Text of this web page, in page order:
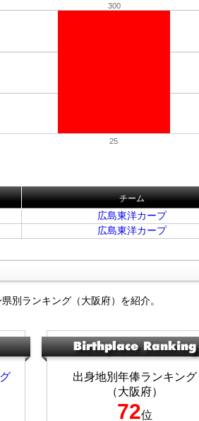
300
25
チーム
広島東洋カープ
広島東洋カープ
別ランキング（大阪府）を紹介。
出身地別年俸ランキング
（大阪府）
72位